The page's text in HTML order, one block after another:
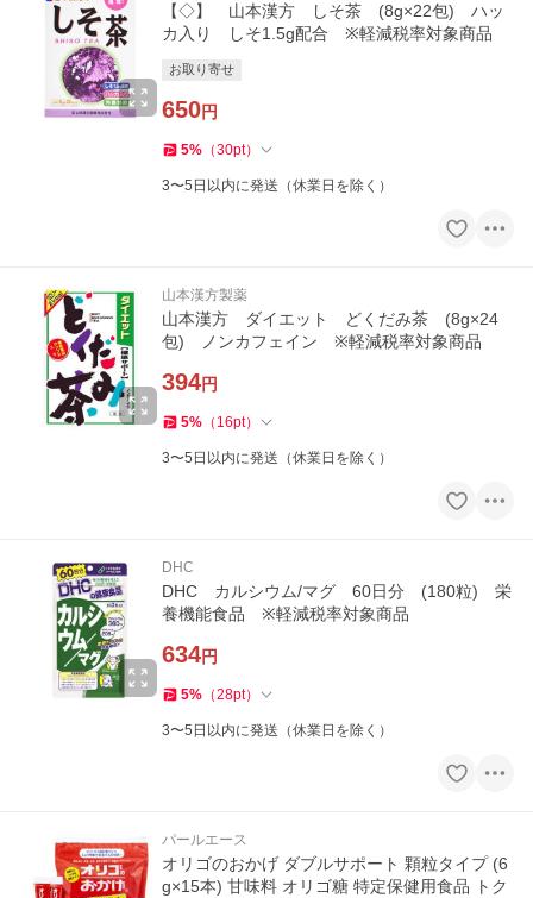
【◇】 山本漢方 しそ茶 (8g×22包) ハッ
カ入り しそ1.5g配合 ※軽減税率対象商品
お取り寄せ
650円
5% （30pt）
3〜5日以内に発送（休業日を除く）
山本漢方製薬
山本漢方 ダイエット どくだみ茶 (8g×24
包) ノンカフェイン ※軽減税率対象商品
394円
5% （ 16pt）
3〜5日以内に発送（休業日を除く）
DHC
DHC カルシウム/マグ 60日分 (180粒) 栄
養機能食品 ※軽減税率対象商品
634円
5% （28pt）
3〜5日以内に発送（休業日を除く）
パールエース
オリゴのおかげ ダブルサポート 顆粒タイプ (6
g×15本) 甘味料 オリゴ糖 特定保健用食品 トク